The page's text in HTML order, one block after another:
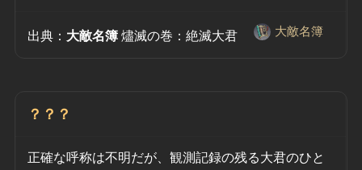
出典： 大敵名簿 燼滅の巻：絶滅大君 大敵名簿
？？？
正確な呼称は不明だが、観測記録の残る大君のひと